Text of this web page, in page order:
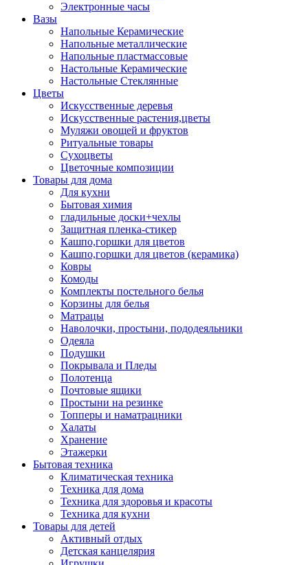
Электронные часы
Вазы
Напольные Керамические
Напольные металлические
Напольные пластмассовые
Настольные Керамические
Настольные Стеклянные
Цветы
Искусственные деревья
Искусственные растения,цветы
Муляжи овощей и фруктов
Ритуальные товары
Сухоцветы
Цветочные композиции
Товары для дома
Для кухни
Бытовая химия
гладильные доски+чехлы
Защитная пленка-стикер
Кашпо,горшки для цветов
Кашпо,горшки для цветов (керамика)
Ковры
Комоды
Комплекты постельного белья
Корзины для белья
Матрацы
Наволочки, простыни, пододеяльники
Одеяла
Подушки
Покрывала и Пледы
Полотенца
Почтовые ящики
Простыни на резинке
Топперы и наматрацники
Халаты
Хранение
Этажерки
Бытовая техника
Климатическая техника
Техника для дома
Техника для здоровья и красоты
Техника для кухни
Товары для детей
Активный отдых
Детская канцелярия